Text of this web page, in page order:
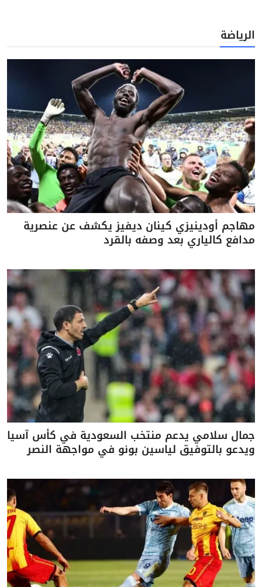
الرياضة
مهاجم أودينيزي كينان ديفيز يكشف عن عنصرية
مدافع كالياري بعد وصفه بالقرد
جمال سلامي يدعم منتخب السعودية في كأس آسيا
ويدعو بالتوفيق لياسين بونو في مواجهة النصر